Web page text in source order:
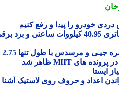
خودرو را پیدا و رفع کنیم
نیسان NX7 پلاگین هیبرید با باتری 40.95 کیلووات ساعتی و برد برقی
Smart #2؛ میکرو-برقی دو نفره جیلی و مرسدس با طول تنها 2.75
اعداد و حروف روی لاستیک آشنا